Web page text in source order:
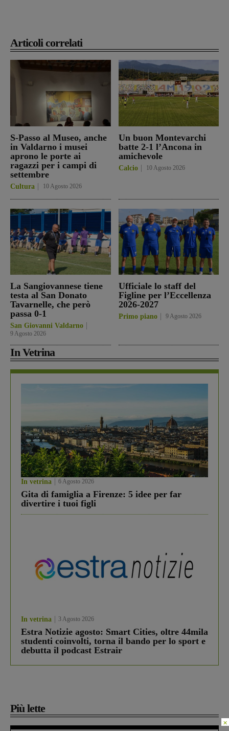
Articoli correlati
S-Passo al Museo, anche
in Valdarno i musei
aprono le porte ai
ragazzi per i campi di
settembre
Cultura 10 Agosto 2026
Un buon Montevarchi
batte 2-1 l’Ancona in
amichevole
Calcio 10 Agosto 2026
La Sangiovannese tiene
testa al San Donato
Tavarnelle, che però
passa 0-1
San Giovanni Valdarno
9 Agosto 2026
Ufficiale lo staff del
Figline per l’Eccellenza
2026-2027
Primo piano 9 Agosto 2026
In Vetrina
In vetrina 6 Agosto 2026
Gita di famiglia a Firenze: 5 idee per far
divertire i tuoi figli
In vetrina 3 Agosto 2026
Estra Notizie agosto: Smart Cities, oltre 44mila
studenti coinvolti, torna il bando per lo sport e
debutta il podcast Estrair
Più lette
×